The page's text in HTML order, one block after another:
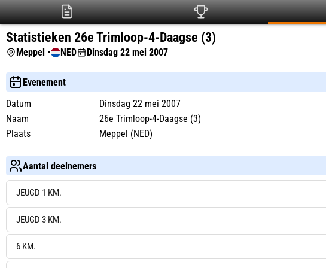
Statistieken 26e Trimloop-4-Daagse (3)
Meppel • NED Dinsdag 22 mei 2007
Evenement
Datum
Dinsdag 22 mei 2007
Naam
26e Trimloop-4-Daagse (3)
Plaats
Meppel (NED)
Aantal deelnemers
JEUGD 1 KM.
JEUGD 3 KM.
6 KM.